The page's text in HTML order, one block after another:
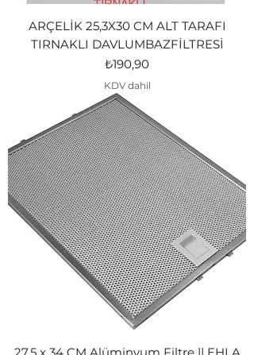
ARÇELİK 25,3X30 CM ALT TARAFI
TIRNAKLI DAVLUMBAZFİLTRESİ
Fiyat
₺190,90
KDV dahil